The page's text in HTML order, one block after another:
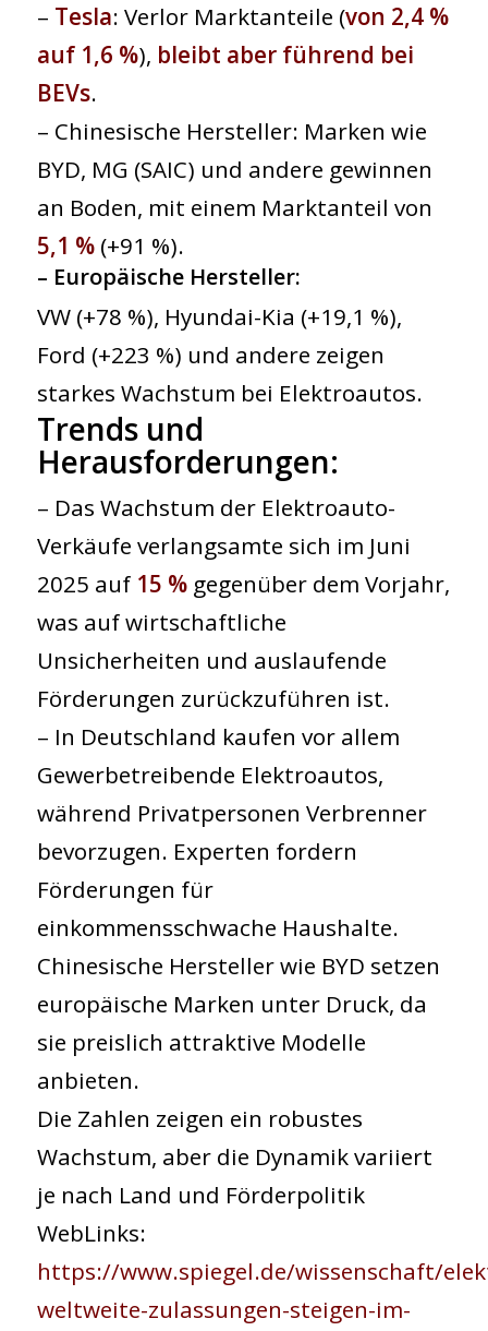
– Tesla: Verlor Marktanteile (von 2,4 %
auf 1,6 %), bleibt aber führend bei
BEVs.
– Chinesische Hersteller: Marken wie
BYD, MG (SAIC) und andere gewinnen
an Boden, mit einem Marktanteil von
5,1 %(+91 %).
– Europäische Hersteller:
VW (+78 %), Hyundai-Kia (+19,1 %),
Ford (+223 %) und andere zeigen
starkes Wachstum bei Elektroautos.
Trends und
Herausforderungen:
– Das Wachstum der Elektroauto-
Verkäufe verlangsamte sich im Juni
2025 auf 15 %gegenüber dem Vorjahr,
was auf wirtschaftliche
Unsicherheiten und auslaufende
Förderungen zurückzuführen ist.
– In Deutschland kaufen vor allem
Gewerbetreibende Elektroautos,
während Privatpersonen Verbrenner
bevorzugen. Experten fordern
Förderungen für
einkommensschwache Haushalte.
Chinesische Hersteller wie BYD setzen
europäische Marken unter Druck, da
sie preislich attraktive Modelle
anbieten.
Die Zahlen zeigen ein robustes
Wachstum, aber die Dynamik variiert
je nach Land und Förderpolitik
WebLinks:
https://www.spiegel.de/wissenschaft/
weltweite-zulassungen-steigen-im-